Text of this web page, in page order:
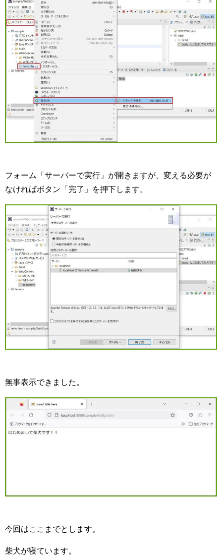
フォーム「サーバーで実行」が開きますが、変える必要が
なければボタン「完了」を押下します。
無事表示できました。
今回はここまでとします。
柴犬が寝ています。